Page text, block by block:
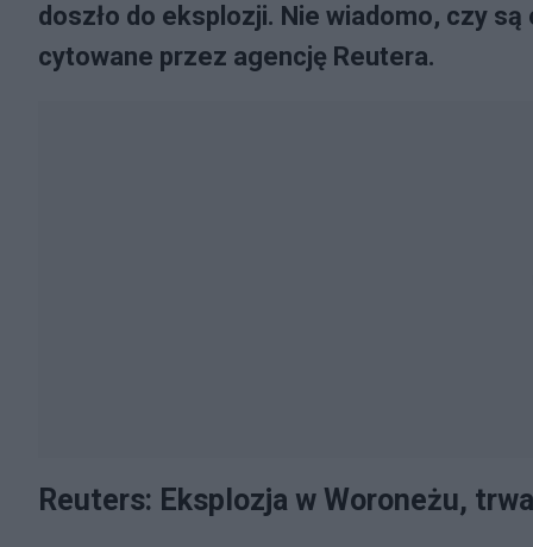
doszło do eksplozji. Nie wiadomo, czy
cytowane przez agencję Reutera.
Reuters: Eksplozja w Woroneżu,